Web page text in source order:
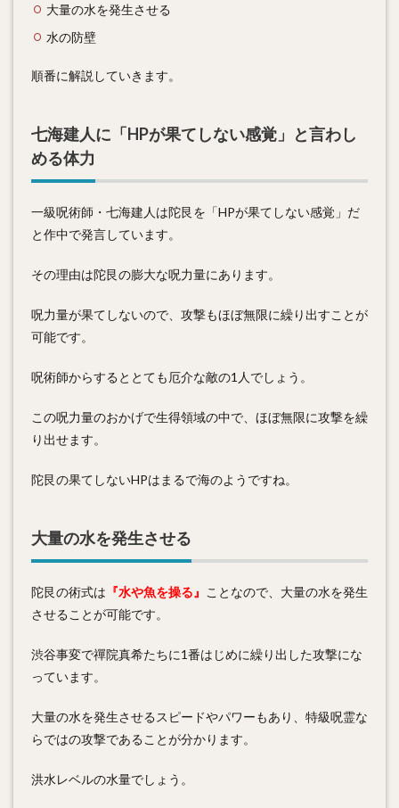
大量の水を発生させる
水の防壁
順番に解説していきます。
七海建人に「HPが果てしない感覚」と言わし
める体力
一級呪術師・七海建人は陀艮を「HPが果てしない感覚」だ
と作中で発言しています。
その理由は陀艮の膨大な呪力量にあります。
呪力量が果てしないので、攻撃もほぼ無限に繰り出すことが
可能です。
呪術師からするととても厄介な敵の1人でしょう。
この呪力量のおかげで生得領域の中で、ほぼ無限に攻撃を繰
り出せます。
陀艮の果てしないHPはまるで海のようですね。
大量の水を発生させる
陀艮の術式は 『水や魚を操る』 ことなので、大量の水を発生
させることが可能です。
渋谷事変で禪院真希たちに1番はじめに繰り出した攻撃にな
っています。
大量の水を発生させるスピードやパワーもあり、特級呪霊な
らではの攻撃であることが分かります。
洪水レベルの水量でしょう。